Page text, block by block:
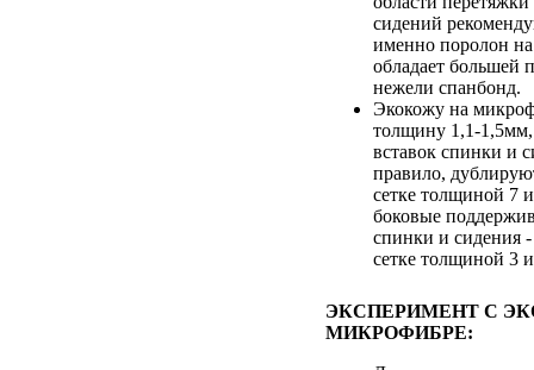
сидений
именно поролон на
обладает большей
нежели спанбонд.
Экокожу на
толщину 1,1-1,5мм,
вставок спинки и
правило,
сетке толщиной 7
боковые
спинки и сидения
сетке толщиной 3
ЭКСПЕРИМЕНТ С
МИКРОФИБРЕ: